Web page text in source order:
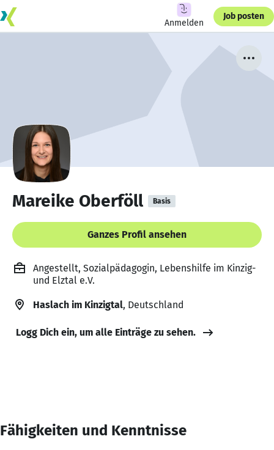
Anmelden
Job posten
Mareike Oberföll Basis
Ganzes Profil ansehen
Angestellt, Sozialpädagogin, Lebenshilfe im Kinzig-
und Elztal e.V.
Haslach im Kinzigtal, Deutschland
Logg Dich ein, um alle Einträge zu sehen.
Fähigkeiten und Kenntnisse